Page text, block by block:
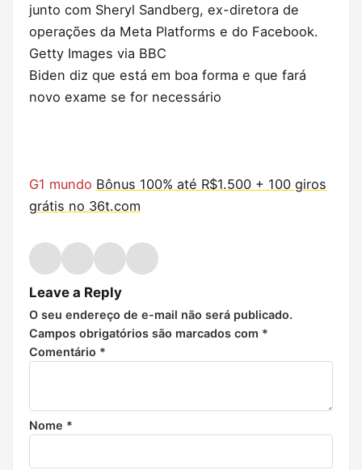
junto com Sheryl Sandberg, ex-diretora de
operações da Meta Platforms e do Facebook.
Getty Images via BBC
Biden diz que está em boa forma e que fará
novo exame se for necessário
G1 mundo Bônus 100% até R$1.500 + 100 giros
grátis no 36t.com
FacebookWhatsApp
Copiar
Leave a Reply
O seu endereço de e-mail não será publicado.
Campos obrigatórios são marcados com *
Comentário *
Nome *